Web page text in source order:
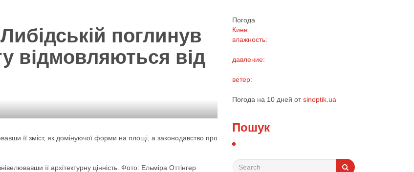
поглинув
відмовляються від
її зміст, як домінуючої форми на площі, а законодавство про
її архітектурну цінність. Фото: Ельміра Оттінгер
Погода
Киев
влажность:
давление:
ветер:
Погода на 10 дней отsinoptik.ua
Пошук